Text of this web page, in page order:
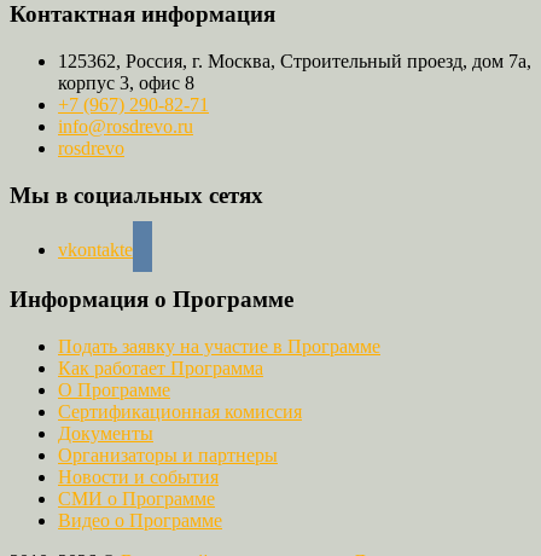
Контактная информация
125362, Россия, г. Москва, Строительный проезд, дом 7а,
корпус 3, офис 8
+7 (967) 290-82-71
info@rosdrevo.ru
rosdrevo
Мы в социальных сетях
vkontakte
Информация о Программе
Подать заявку на участие в Программе
Как работает Программа
О Программе
Сертификационная комиссия
Документы
Организаторы и партнеры
Новости и события
СМИ о Программе
Видео о Программе